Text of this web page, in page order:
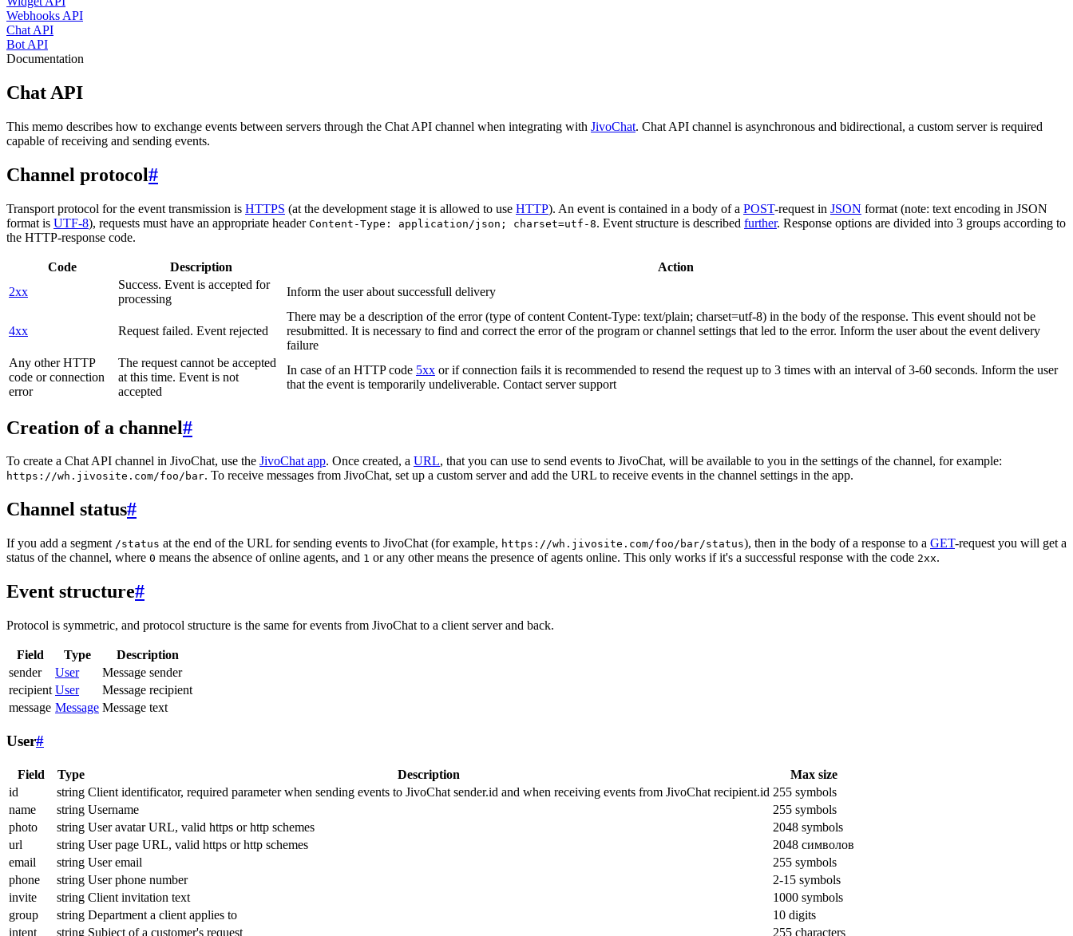
Webhooks API
Chat API
Bot API
Documentation
Chat API
This memo describes how to exchange events between servers through the Chat API channel when integrating with JivoChat. Chat API channel is asynchronous and bidirectional, a custom server is required
capable of receiving and sending events.
Channel protocol#
Transport protocol for the event transmission is HTTPS (at the development stage it is allowed to use HTTP). An event is contained in a body of a POST-request in JSON format (note: text encoding in JSON
format is UTF-8), requests must have an appropriate header Content-Type: application/json; charset=utf-8. Event structure is described further. Response options are divided into 3 groups according to
the HTTP-response code.
Code Description
Action
2xx
Success. Event is accepted for
processing
Inform the user about successfull delivery
4xx Request failed. Event rejected
There may be a description of the error (type of content Content-Type: text/plain; charset=utf-8) in the body of the response. This event should not be
resubmitted. It is necessary to find and correct the error of the program or channel settings that led to the error. Inform the user about the event delivery
failure
Any other HTTP
code or connection
error
The request cannot be accepted
at this time. Event is not
accepted
In case of an HTTP code 5xx or if connection fails it is recommended to resend the request up to 3 times with an interval of 3-60 seconds. Inform the user
that the event is temporarily undeliverable. Contact server support
Creation of a channel#
To create a Chat API channel in JivoChat, use the JivoChat app. Once created, a URL, that you can use to send events to JivoChat, will be available to you in the settings of the channel, for example:
https://wh.jivosite.com/foo/bar. To receive messages from JivoChat, set up a custom server and add the URL to receive events in the channel settings in the app.
Channel status#
If you add a segment /status at the end of the URL for sending events to JivoChat (for example, https://wh.jivosite.com/foo/bar/status), then in the body of a response to a GET-request you will get a
status of the channel, where 0 means the absence of online agents, and 1 or any other means the presence of agents online. This only works if it's a successful response with the code 2xx.
Event structure#
Protocol is symmetric, and protocol structure is the same for events from JivoChat to a client server and back.
Field Type
Description
sender
User
Message sender
recipient User
Message recipient
message Message Message text
User#
Field Type Description
Max size
id
string Client identificator, required parameter when sending events to JivoChat sender.id and when receiving events from JivoChat recipient.id 255 symbols
name
string Username
255 symbols
photo
string User avatar URL, valid https or http schemes
2048 symbols
url
string User page URL, valid https or http schemes
2048 символов
email
string User email
255 symbols
phone
string User phone number
2-15 symbols
invite
string Client invitation text
1000 symbols
group
string Department a client applies to
10 digits
intent
string Subject of a customer's request 255 characters